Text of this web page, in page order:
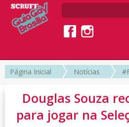
Página Inicial Notícias
Douglas Souza
para jogar na